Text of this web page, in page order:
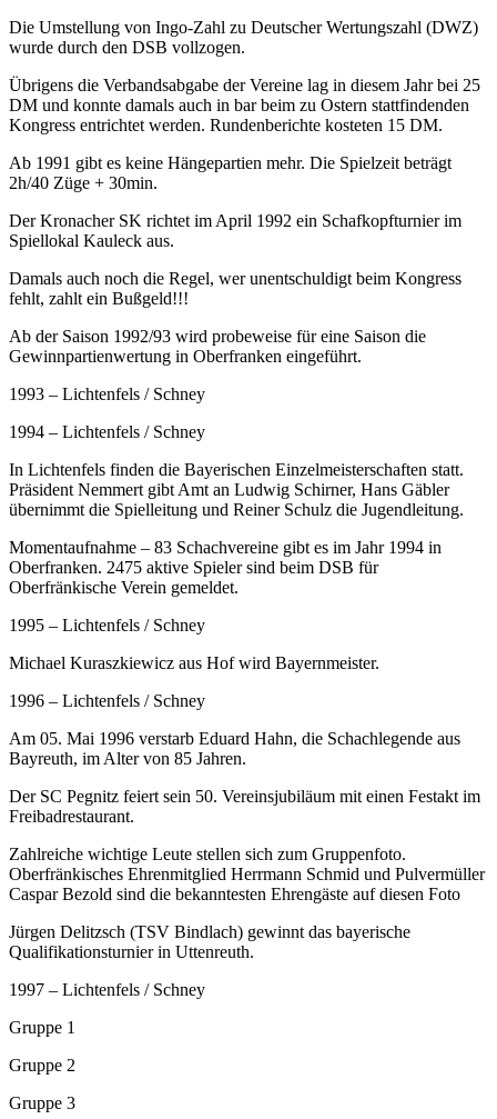
Die Umstellung von Ingo-Zahl zu Deutscher Wertungszahl (DWZ)
wurde durch den DSB vollzogen.
Übrigens die Verbandsabgabe der Vereine lag in diesem Jahr bei 25
DM und konnte damals auch in bar beim zu Ostern stattfindenden
Kongress entrichtet werden. Rundenberichte kosteten 15 DM.
Ab 1991 gibt es keine Hängepartien mehr. Die Spielzeit beträgt
2h/40 Züge + 30min.
Der Kronacher SK richtet im April 1992 ein Schafkopfturnier im
Spiellokal Kauleck aus.
Damals auch noch die Regel, wer unentschuldigt beim Kongress
fehlt, zahlt ein Bußgeld!!!
Ab der Saison 1992/93 wird probeweise für eine Saison die
Gewinnpartienwertung in Oberfranken eingeführt.
1993 – Lichtenfels / Schney
1994 – Lichtenfels / Schney
In Lichtenfels finden die Bayerischen Einzelmeisterschaften statt.
Präsident Nemmert gibt Amt an Ludwig Schirner, Hans Gäbler
übernimmt die Spielleitung und Reiner Schulz die Jugendleitung.
Momentaufnahme – 83 Schachvereine gibt es im Jahr 1994 in
Oberfranken. 2475 aktive Spieler sind beim DSB für
Oberfränkische Verein gemeldet.
1995 – Lichtenfels / Schney
Michael Kuraszkiewicz aus Hof wird Bayernmeister.
1996 – Lichtenfels / Schney
Am 05. Mai 1996 verstarb Eduard Hahn, die Schachlegende aus
Bayreuth, im Alter von 85 Jahren.
Der SC Pegnitz feiert sein 50. Vereinsjubiläum mit einen Festakt im
Freibadrestaurant.
Zahlreiche wichtige Leute stellen sich zum Gruppenfoto.
Oberfränkisches Ehrenmitglied Herrmann Schmid und Pulvermüller
Caspar Bezold sind die bekanntesten Ehrengäste auf diesen Foto
Jürgen Delitzsch (TSV Bindlach) gewinnt das bayerische
Qualifikationsturnier in Uttenreuth.
1997 – Lichtenfels / Schney
Gruppe 1
Gruppe 2
Gruppe 3